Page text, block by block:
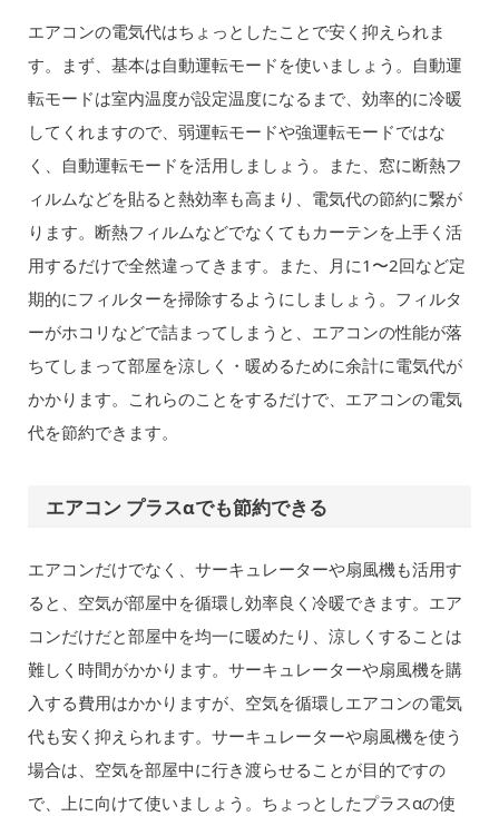
エアコンの電気代はちょっとしたことで安く抑えられま
す。まず、基本は自動運転モードを使いましょう。自動運
転モードは室内温度が設定温度になるまで、効率的に冷暖
してくれますので、弱運転モードや強運転モードではな
く、自動運転モードを活用しましょう。また、窓に断熱フ
ィルムなどを貼ると熱効率も高まり、電気代の節約に繋が
ります。断熱フィルムなどでなくてもカーテンを上手く活
用するだけで全然違ってきます。また、月に1〜2回など定
期的にフィルターを掃除するようにしましょう。フィルタ
ーがホコリなどで詰まってしまうと、エアコンの性能が落
ちてしまって部屋を涼しく・暖めるために余計に電気代が
かかります。これらのことをするだけで、エアコンの電気
代を節約できます。
エアコン プラスαでも節約できる
エアコンだけでなく、サーキュレーターや扇風機も活用す
ると、空気が部屋中を循環し効率良く冷暖できます。エア
コンだけだと部屋中を均一に暖めたり、涼しくすることは
難しく時間がかかります。サーキュレーターや扇風機を購
入する費用はかかりますが、空気を循環しエアコンの電気
代も安く抑えられます。サーキュレーターや扇風機を使う
場合は、空気を部屋中に行き渡らせることが目的ですの
で、上に向けて使いましょう。ちょっとしたプラスαの使